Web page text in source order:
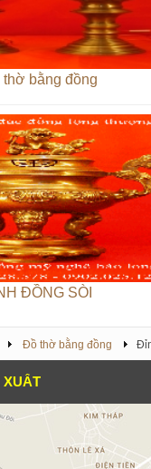
thờ bằng đồng
ĐỒNG SÒI
Đồ thờ bằng đồng
XUẤT